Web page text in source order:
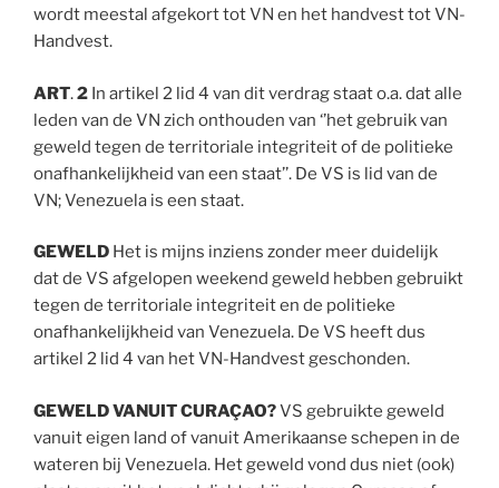
wordt meestal afgekort tot VN en het handvest tot VN-
Handvest.
ART.2 In artikel 2 lid 4 van dit verdrag staat o.a. dat alle
leden van de VN zich onthouden van ‘’het gebruik van
geweld tegen de territoriale integriteit of de politieke
onafhankelijkheid van een staat’’. De VS is lid van de
VN; Venezuela is een staat.
GEWELD Het is mijns inziens zonder meer duidelijk
dat de VS afgelopen weekend geweld hebben gebruikt
tegen de territoriale integriteit en de politieke
onafhankelijkheid van Venezuela. De VS heeft dus
artikel 2 lid 4 van het VN-Handvest geschonden.
GEWELD VANUIT CURAÇAO?VS gebruikte geweld
vanuit eigen land of vanuit Amerikaanse schepen in de
wateren bij Venezuela. Het geweld vond dus niet (ook)